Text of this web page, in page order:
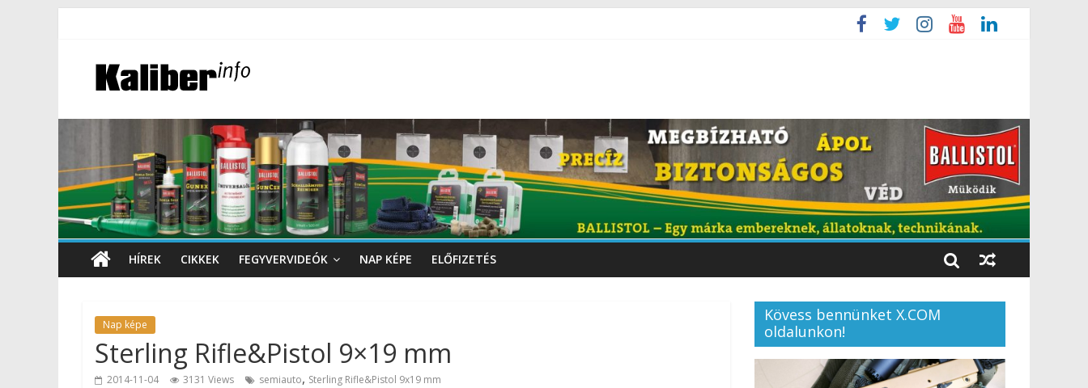
HÍREK CIKKEK FEGYVERVIDEÓK NAP KÉPE ELŐFIZETÉS
Nap képe
Sterling Rifle&Pistol 9×19 mm
2014-11-04 3131 Views semiauto, Sterling Rifle&Pistol 9x19 mm
Kövess bennünket X.COM
oldalunkon!